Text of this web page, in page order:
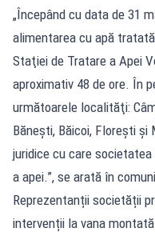
„Începând cu data de 31
alimentarea cu apă
Staţiei de Tratare a Apei
aproximativ 48 de ore. În
următoarele localităţi:
Băneşti, Băicoi, Floreşti şi
juridice cu care
a apei.”, se arată în
Reprezentanții societății
intervenții la vana